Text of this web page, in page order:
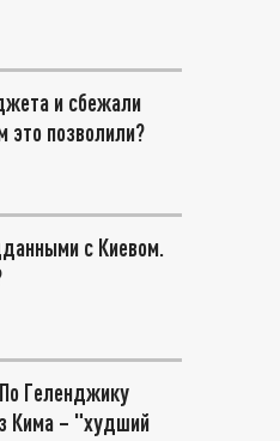
и сбежали
это позволили?
с Киевом.
Геленджику
Кима – "худший